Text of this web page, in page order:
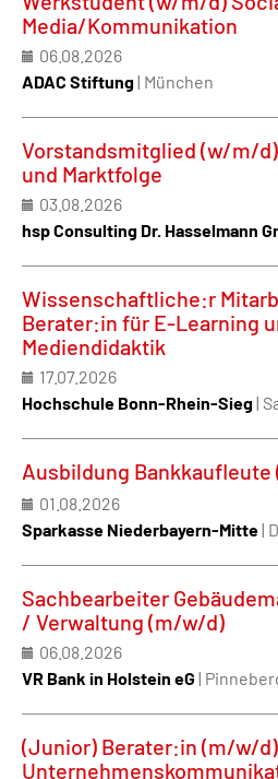
Media/Kommunikation
06.08.2026
ADAC Stiftung| München
Vorstandsmitglied (w/m/
und Marktfolge
03.08.2026
hsp Consulting Dr. Hasselmann
Wissenschaftliche:r
Berater:in für E-Learning
Mediendidaktik
17.07.2026
Hochschule Bonn-Rhein-Sieg|
Ausbildung
01.08.2026
Sparkasse Niederbayern-Mitte|
Sachbearbeiter
/ Verwaltung (m/w/d)
06.08.2026
VR Bank in Holstein eG |
(Junior) Berater:in (m/w/d)